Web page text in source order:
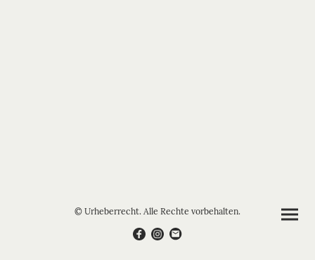
© Urheberrecht. Alle Rechte vorbehalten.